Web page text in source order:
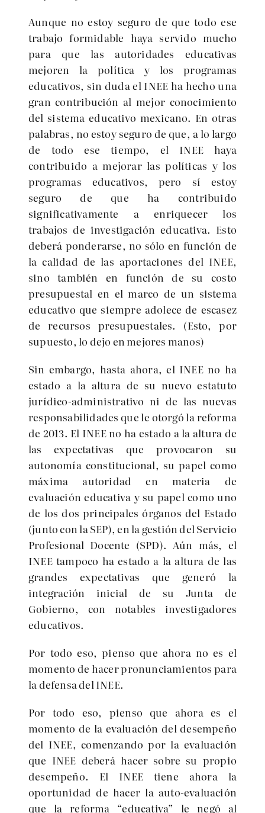
Aunque no estoy seguro de que todo ese
trabajo formidable haya servido mucho
para que las autoridades educativas
mejoren la política y los programas
educativos, sin duda el INEE ha hecho una
gran contribución al mejor conocimiento
del sistema educativo mexicano. En otras
palabras, no estoy seguro de que, a lo largo
de todo ese tiempo, el INEE haya
contribuido a mejorar las políticas y los
programas educativos, pero sí estoy
seguro de que ha contribuido
significativamente a enriquecer los
trabajos de investigación educativa. Esto
deberá ponderarse, no sólo en función de
la calidad de las aportaciones del INEE,
sino también en función de su costo
presupuestal en el marco de un sistema
educativo que siempre adolece de escasez
de recursos presupuestales. (Esto, por
supuesto, lo dejo en mejores manos)
Sin embargo, hasta ahora, el INEE no ha
estado a la altura de su nuevo estatuto
jurídico-administrativo ni de las nuevas
responsabilidades que le otorgó la reforma
de 2013. El INEE no ha estado a la altura de
las expectativas que provocaron su
autonomía constitucional, su papel como
máxima autoridad en materia de
evaluación educativa y su papel como uno
de los dos principales órganos del Estado
(junto con la SEP), en la gestión del Servicio
Profesional Docente (SPD). Aún más, el
INEE tampoco ha estado a la altura de las
grandes expectativas que generó la
integración inicial de su Junta de
Gobierno, con notables investigadores
educativos.
Por todo eso, pienso que ahora no es el
momento de hacer pronunciamientos para
la defensa del INEE.
Por todo eso, pienso que ahora es el
momento de la evaluación del desempeño
del INEE, comenzando por la evaluación
que INEE deberá hacer sobre su propio
desempeño. El INEE tiene ahora la
oportunidad de hacer la auto-evaluación
que la reforma “educativa” le negó al